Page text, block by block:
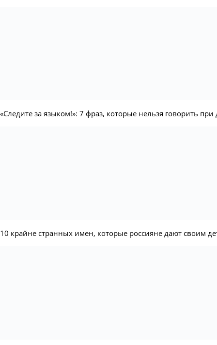
«Следите за языком!»: 7 фраз, которые нельзя говорить при
10 крайне странных имен, которые россияне дают своим